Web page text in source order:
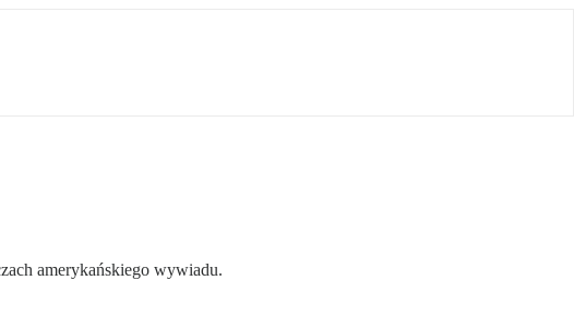
amerykańskiego wywiadu.